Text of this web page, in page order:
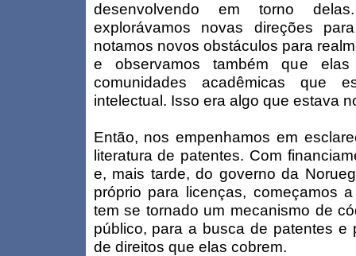
desenvolvendo em torno
explorávamos novas direções
notamos novos obstáculos para
e observamos também que
comunidades acadêmicas que
intelectual. Isso era algo que estava
Então, nos empenhamos em
literatura de patentes. Com
e, mais tarde, do governo da
próprio para licenças, começamos
tem se tornado um mecanismo de
público, para a busca de patentes e
de direitos que elas cobrem.